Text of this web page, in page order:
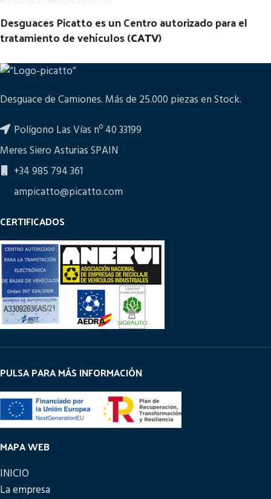
Desguaces Picatto es un Centro autorizado para el
tratamiento de vehículos (CATV)
Desguace de Camiones. Más de 25.000 piezas en Stock.
Polígono Las Vías nº 40 33199
Meres Siero Asturias SPAIN
+34 985 794 361
ampicatto@picatto.com
CERTIFICADOS
PULSA PARA MÁS INFORMACIÓN
MAPA WEB
INICIO
La empresa